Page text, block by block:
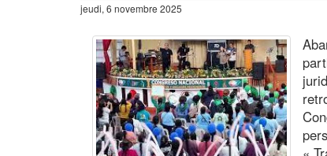
jeudi, 6 novembre 2025